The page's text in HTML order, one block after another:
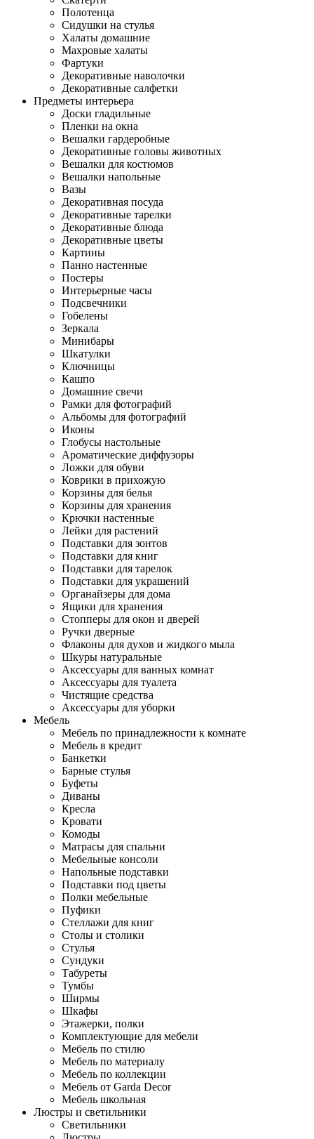
Полотенца
Сидушки на стулья
Халаты домашние
Махровые халаты
Фартуки
Декоративные наволочки
Декоративные салфетки
Предметы интерьера
Доски гладильные
Пленки на окна
Вешалки гардеробные
Декоративные головы животных
Вешалки для костюмов
Вешалки напольные
Вазы
Декоративная посуда
Декоративные тарелки
Декоративные блюда
Декоративные цветы
Картины
Панно настенные
Постеры
Интерьерные часы
Подсвечники
Гобелены
Зеркала
Минибары
Шкатулки
Ключницы
Кашпо
Домашние свечи
Рамки для фотографий
Альбомы для фотографий
Иконы
Глобусы настольные
Ароматические диффузоры
Ложки для обуви
Коврики в прихожую
Корзины для белья
Корзины для хранения
Крючки настенные
Лейки для растений
Подставки для зонтов
Подставки для книг
Подставки для тарелок
Подставки для украшений
Органайзеры для дома
Ящики для хранения
Стопперы для окон и дверей
Ручки дверные
Флаконы для духов и жидкого мыла
Шкуры натуральные
Аксессуары для ванных комнат
Аксессуары для туалета
Чистящие средства
Аксессуары для уборки
Мебель
Мебель по принадлежности к комнате
Мебель в кредит
Банкетки
Барные стулья
Буфеты
Диваны
Кресла
Кровати
Комоды
Матрасы для спальни
Мебельные консоли
Напольные подставки
Подставки под цветы
Полки мебельные
Пуфики
Стеллажи для книг
Столы и столики
Стулья
Сундуки
Табуреты
Тумбы
Ширмы
Шкафы
Этажерки, полки
Комплектующие для мебели
Мебель по стилю
Мебель по материалу
Мебель по коллекции
Мебель от Garda Decor
Мебель школьная
Люстры и светильники
Светильники